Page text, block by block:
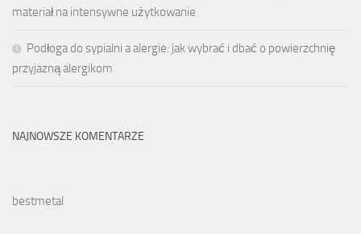
materiał na intensywne użytkowanie
Podłoga do sypialni a alergie: jak wybrać i dbać o powierzchnię
przyjazną alergikom
NAJNOWSZE KOMENTARZE
bestmetal